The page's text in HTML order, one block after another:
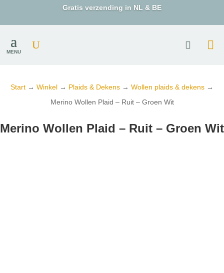
Gratis verzending in NL & BE
MENU
Start → Winkel → Plaids & Dekens → Wollen plaids & dekens →
Merino Wollen Plaid – Ruit – Groen Wit
Merino Wollen Plaid – Ruit – Groen Wit